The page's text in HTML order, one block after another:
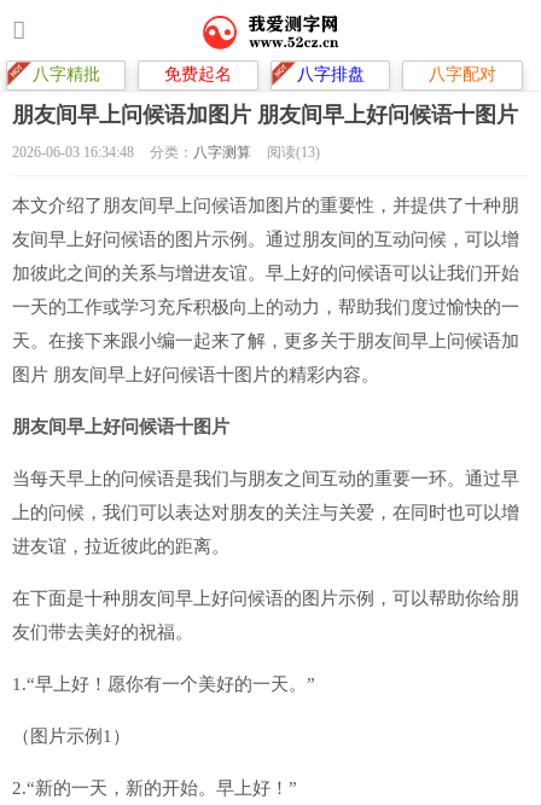
八字精批 免费起名 八字排盘 八字配对
朋友间早上问候语加图片 朋友间早上好问候语十图片
2026-06-03 16:34:48 分类： 八字测算 阅读(13)
本文介绍了朋友间早上问候语加图片的重要性，并提供了十种朋
友间早上好问候语的图片示例。通过朋友间的互动问候，可以增
加彼此之间的关系与增进友谊。早上好的问候语可以让我们开始
一天的工作或学习充斥积极向上的动力，帮助我们度过愉快的一
天。在接下来跟小编一起来了解，更多关于朋友间早上问候语加
图片 朋友间早上好问候语十图片的精彩内容。
朋友间早上好问候语十图片
当每天早上的问候语是我们与朋友之间互动的重要一环。通过早
上的问候，我们可以表达对朋友的关注与关爱，在同时也可以增
进友谊，拉近彼此的距离。
在下面是十种朋友间早上好问候语的图片示例，可以帮助你给朋
友们带去美好的祝福。
1.“早上好！愿你有一个美好的一天。”
（图片示例1）
2.“新的一天，新的开始。早上好！”